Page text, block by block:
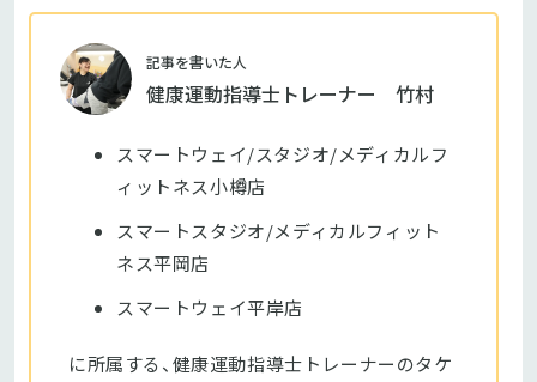
記事を書いた人
健康運動指導士トレーナー 竹村
スマートウェイ/スタジオ/メディカルフ
ィットネス小樽店
スマートスタジオ/メディカルフィット
ネス平岡店
スマートウェイ平岸店
に所属する、健康運動指導士トレーナーのタケ